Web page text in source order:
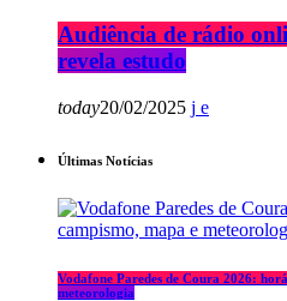
Audiência de rádio
revela estudo
today20/02/2025
Últimas Notícias
Vodafone Paredes de Coura 2026:
meteorologia